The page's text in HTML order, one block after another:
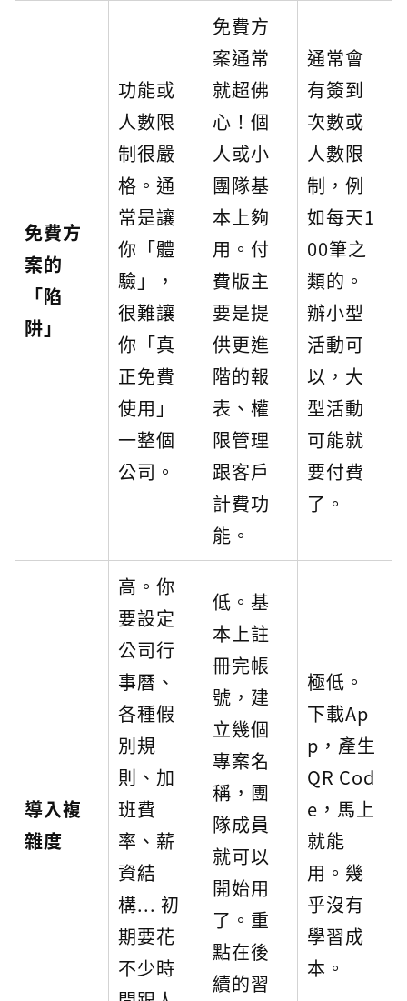
免費方
案的
「陷
阱」
功能或
人數限
制很嚴
格。通
常是讓
你「體
驗」，
很難讓
你「真
正免費
使用」
一整個
公司。
免費方
案通常
就超佛
心！個
人或小
團隊基
本上夠
用。付
費版主
要是提
供更進
階的報
表、權
限管理
跟客戶
計費功
能。
通常會
有簽到
次數或
人數限
制，例
如每天1
00筆之
類的。
辦小型
活動可
以，大
型活動
可能就
要付費
了。
導入複
雜度
高。你
要設定
公司行
事曆、
各種假
別規
則、加
班費
率、薪
資結
構... 初
期要花
不少時
低。基
本上註
冊完帳
號，建
立幾個
專案名
稱，團
隊成員
就可以
開始用
了。重
點在後
續的習
極低。
下載Ap
p，產生
QR Cod
e，馬上
就能
用。幾
乎沒有
學習成
本。